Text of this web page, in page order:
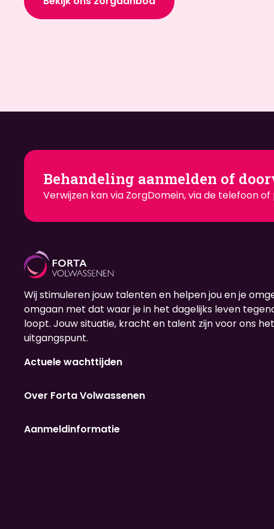
Behandeling aanmelden of
Verwijzen kan via ZorgDomein, via de telefoon
Wij stimuleren jouw talenten en helpen jou en je
omgaan met dat waar je in het dagelijks leven
loopt. Jouw situatie, kracht en talent zijn voor ons het
uitgangspunt.
Actuele wachttijden
Over Forta Volwassenen
Aanmeldinformatie